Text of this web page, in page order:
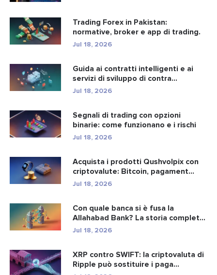
Trading Forex in Pakistan:
normative, broker e app di trading.
Jul 18, 2026
Guida ai contratti intelligenti e ai
servizi di sviluppo di contra...
Jul 18, 2026
Segnali di trading con opzioni
binarie: come funzionano e i rischi
Jul 18, 2026
Acquista i prodotti Qushvolpix con
criptovalute: Bitcoin, pagament...
Jul 18, 2026
Con quale banca si è fusa la
Allahabad Bank? La storia completa
d...
Jul 18, 2026
XRP contro SWIFT: la criptovaluta di
Ripple può sostituire i paga...